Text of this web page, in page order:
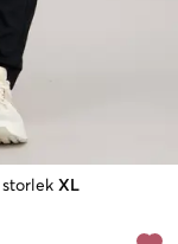
XL